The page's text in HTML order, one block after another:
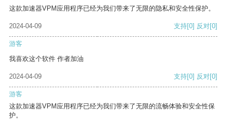
这款加速器VPM应用程序已经为我们带来了无限的隐私和安全性保护。
2024-04-09 支持[0] 反对[0]
游客
我喜欢这个软件 作者加油
2024-04-09 支持[0] 反对[0]
游客
这款加速器VPM应用程序已经为我们带来了无限的流畅体验和安全性保
护。